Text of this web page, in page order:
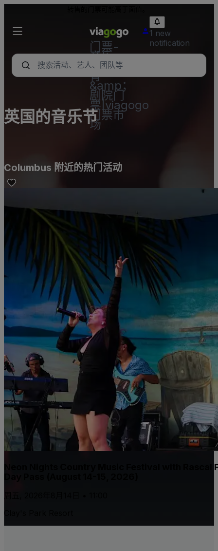
门票-
音乐
会，体
育
&amp；
剧院门
票|viagogo
门票市
场
1 new
notification
英国的音乐节
Columbus 附近的热门活动
Neon Nights Country Music Festival with